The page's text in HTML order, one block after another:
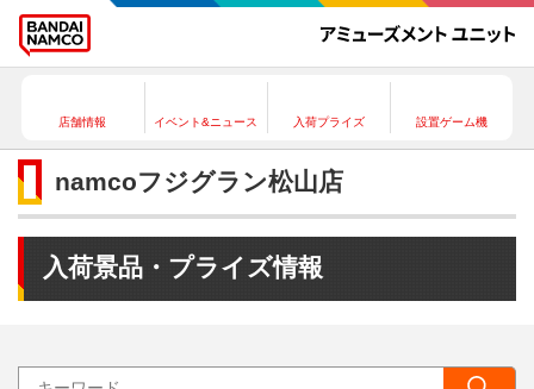
店舗情報 イベント&ニュース 入荷プライズ 設置ゲーム機
namcoフジグラン松山店
入荷景品・プライズ情報